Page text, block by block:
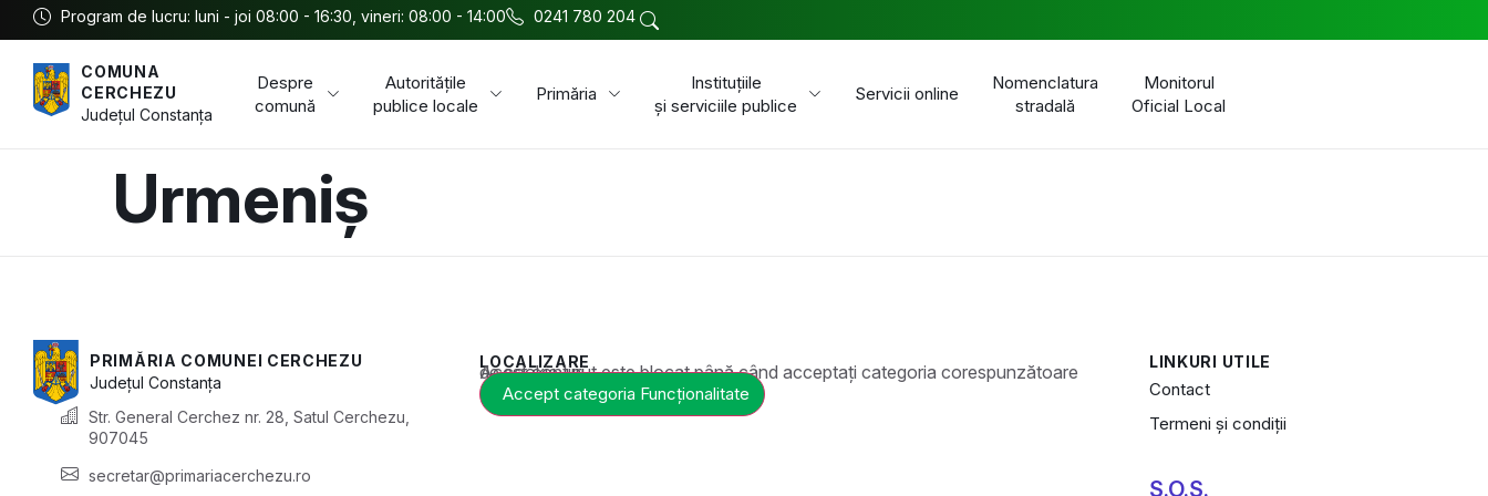
Program de lucru: luni - joi 08:00 - 16:30, vineri: 08:00 - 14:00 0241 780 204
COMUNA
CERCHEZU
JudețulConstanța
Despre
comună
Autoritățile
publice locale
Primăria
Instituțiile
și serviciile publice
Servicii online
Nomenclatura
stradală
Monitorul
Oficial Local
Urmeniș
PRIMĂRIA COMUNEI CERCHEZU
JudețulConstanța
Str. General Cerchez nr. 28, Satul Cerchezu,
907045
secretar@primariacerchezu.ro
LOCALIZARE
Acest conținut este blocat până când acceptați categoria corespunzătoare de cookie-uri.
Accept categoria Funcționalitate
LINKURI UTILE
Contact
Termeni și condiții
S.O.S.